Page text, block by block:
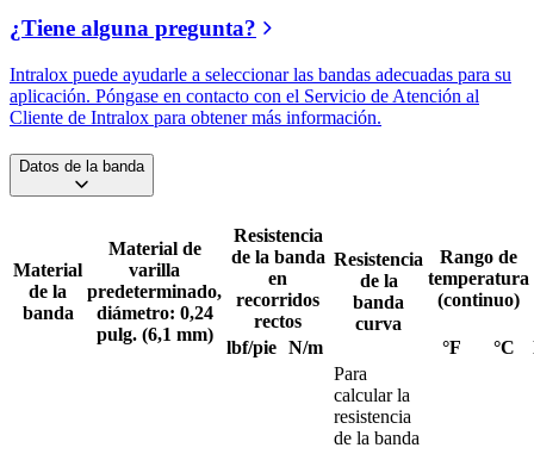
¿Tiene alguna pregunta?
Intralox puede ayudarle a seleccionar las bandas adecuadas para su
aplicación. Póngase en contacto con el Servicio de Atención al
Cliente de Intralox para obtener más información.
Datos de la banda
Material
de la
banda
Material de
varilla
predeterminado,
diámetro: 0,24
pulg. (6,1 mm)
Resistencia
de la banda
en
recorridos
rectos
Resistencia
de la
banda
curva
Rango de
temperatura
(continuo)
lbf/pie N/m °F °C
Para
calcular la
resistencia
de la banda